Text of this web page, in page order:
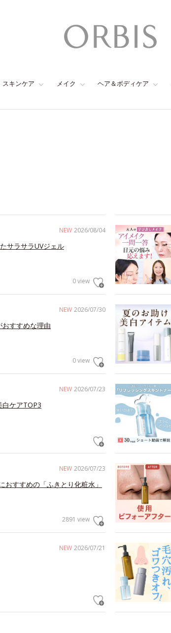
スキンケア メイク ヘア＆ボディケア
NEW 2026/08/04
サラサラUVジェル
0 view
NEW 2026/07/30
すすめな理由
0 view
NEW 2026/07/23
ケアTOP3
NEW 2026/07/23
すすめの「ふきとり化粧水」
2891 view
NEW 2026/07/21